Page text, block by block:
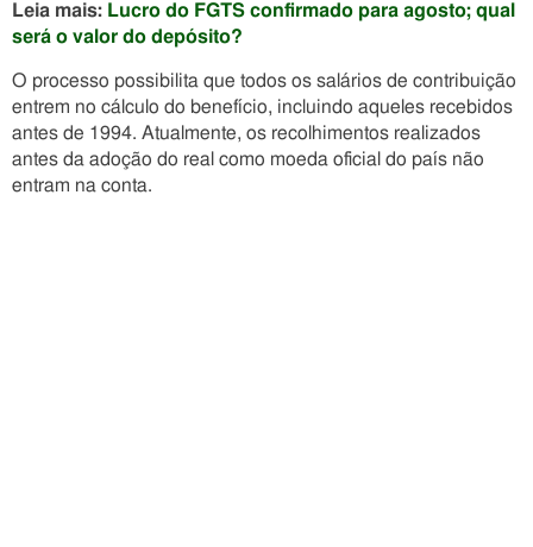
Leia mais: Lucro do FGTS confirmado para agosto; qual
será o valor do depósito?
O processo possibilita que todos os salários de contribuição
entrem no cálculo do benefício, incluindo aqueles recebidos
antes de 1994. Atualmente, os recolhimentos realizados
antes da adoção do real como moeda oficial do país não
entram na conta.